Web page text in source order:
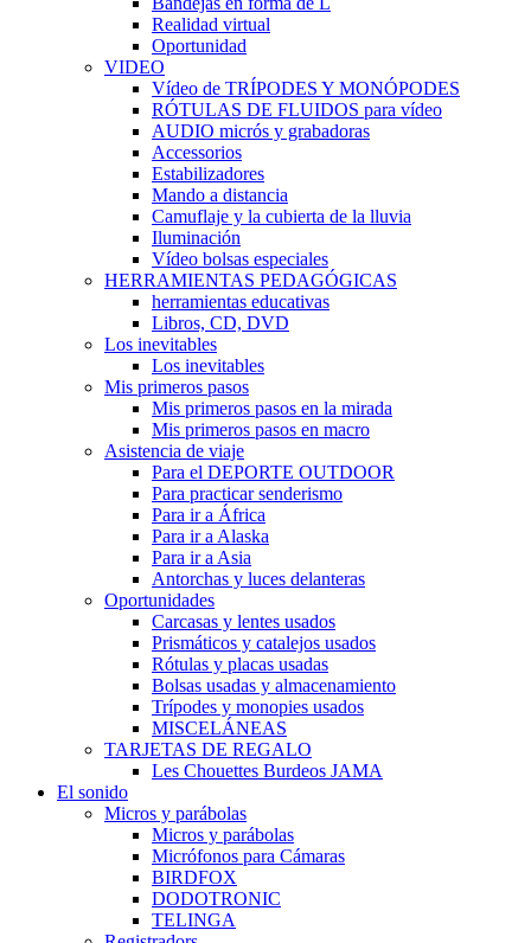
Realidad virtual
Oportunidad
VIDEO
Vídeo de TRÍPODES Y MONÓPODES
RÓTULAS DE FLUIDOS para vídeo
AUDIO micrós y grabadoras
Accessorios
Estabilizadores
Mando a distancia
Camuflaje y la cubierta de la lluvia
Iluminación
Vídeo bolsas especiales
HERRAMIENTAS PEDAGÓGICAS
herramientas educativas
Libros, CD, DVD
Los inevitables
Los inevitables
Mis primeros pasos
Mis primeros pasos en la mirada
Mis primeros pasos en macro
Asistencia de viaje
Para el DEPORTE OUTDOOR
Para practicar senderismo
Para ir a África
Para ir a Alaska
Para ir a Asia
Antorchas y luces delanteras
Oportunidades
Carcasas y lentes usados
Prismáticos y catalejos usados
Rótulas y placas usadas
Bolsas usadas y almacenamiento
Trípodes y monopies usados
MISCELÁNEAS
TARJETAS DE REGALO
Les Chouettes Burdeos JAMA
El sonido
Micros y parábolas
Micros y parábolas
Micrófonos para Cámaras
BIRDFOX
DODOTRONIC
TELINGA